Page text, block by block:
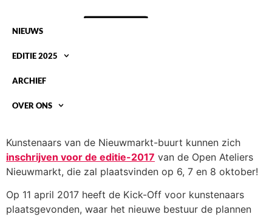
NIEUWS
EDITIE 2025
ARCHIEF
OVER ONS
Kunstenaars van de Nieuwmarkt-buurt kunnen zich
inschrijven voor de editie-2017 van de Open Ateliers
Nieuwmarkt, die zal plaatsvinden op 6, 7 en 8 oktober!
Op 11 april 2017 heeft de Kick-Off voor kunstenaars
plaatsgevonden, waar het nieuwe bestuur de plannen